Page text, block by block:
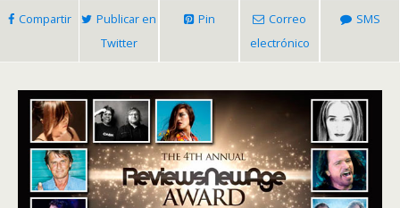
Compartir
Publicar en
Twitter
Pin
Correo
electrónico
SMS